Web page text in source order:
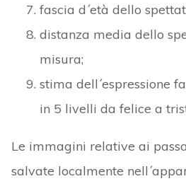
fascia d´età dello
distanza media dello
misura;
stima dell´espressione
in 5 livelli da felice a
Le immagini relative ai
salvate localmente